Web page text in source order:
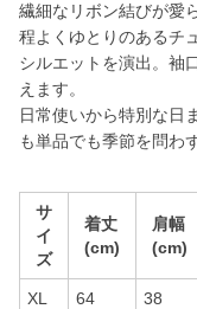
繊細なリボン結びが愛
程よくゆとりのあるチ
シルエットを演出。袖
えます。
日常使いから特別な日
も単品でも季節を問わ
サ
イ
ズ
着丈
(cm)
肩幅
(cm)
XL 64 38